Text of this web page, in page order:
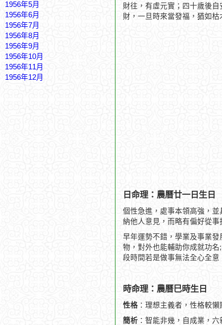
1956年5月
1956年6月
1956年7月
1956年8月
1956年9月
1956年10月
1956年11月
1956年12月
財往，有虛元實；四十歲後
財，一旦時來當發福，猶如枯
日命理：農曆廿一日生日
個性急進，處事本領高強，
納他人意見，而略有偏好從
早年運勢不錯，學業及事業
物，對外也能輔助你成就功
段時間若是做事無法全心全
時命理：農曆巳時生日
性格 ：理想主義者，性格較
簡析 ：智能非幾，自成業，